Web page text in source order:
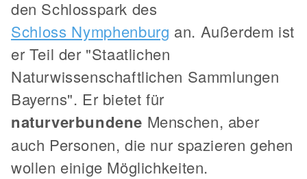
den Schlosspark des
Schloss Nymphenburg an. Außerdem ist
er Teil der "Staatlichen
Naturwissenschaftlichen Sammlungen
Bayerns". Er bietet für
naturverbundene Menschen, aber
auch Personen, die nur spazieren gehen
wollen einige Möglichkeiten.